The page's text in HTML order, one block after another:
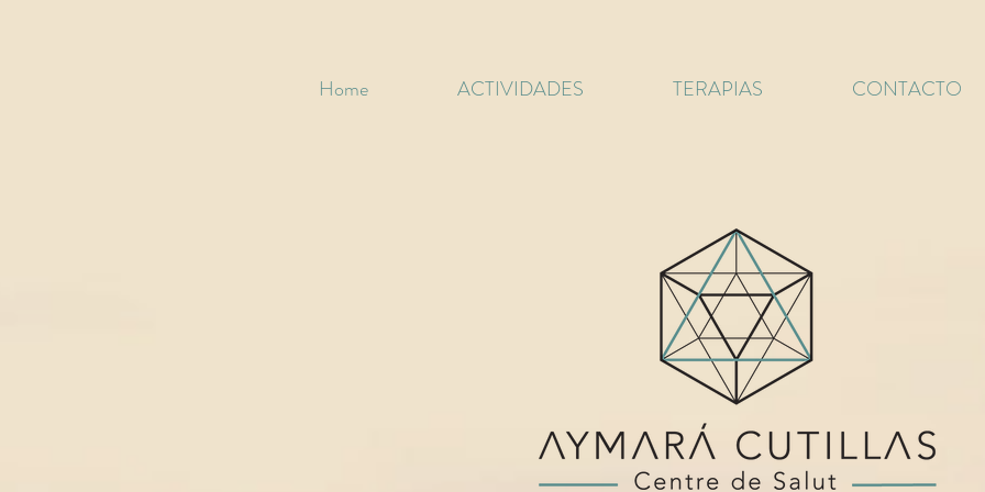
Home ACTIVIDADES TERAPIAS CONTACTO